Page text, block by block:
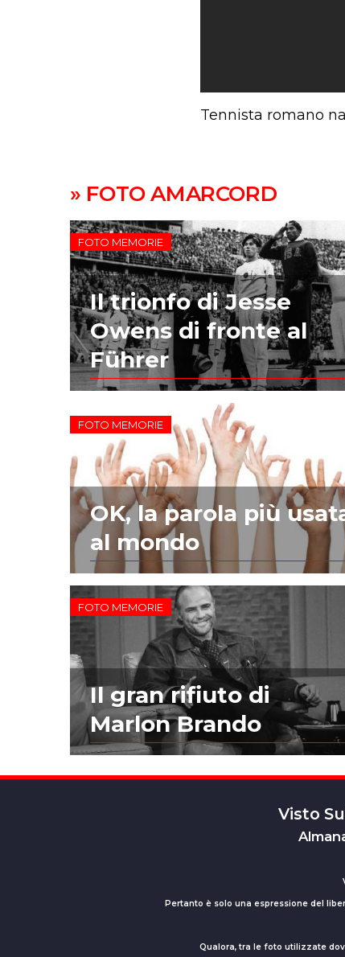
Tennista romano
» FOTO AMARCORD
FOTO MEMORIE
Il trionfo di Jesse
Owens di fronte al
Führer
FOTO MEMORIE
OK, la parola più
al mondo
FOTO MEMORIE
Il gran rifiuto di
Marlon Brando
Visto
Pertanto è solo una espressione del
Qualora, tra le foto utilizzate